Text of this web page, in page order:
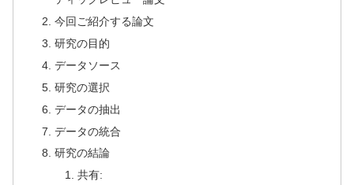
今回ご紹介する論文
研究の目的
データソース
研究の選択
データの抽出
データの統合
研究の結論
共有: